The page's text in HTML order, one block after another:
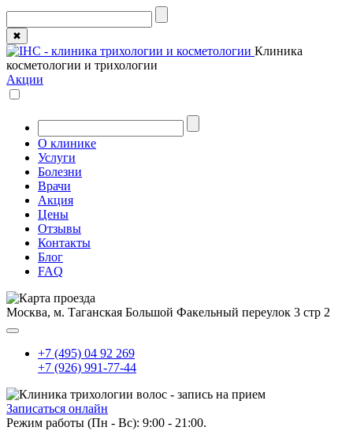
✖
Клиника
косметологии и трихологии
Акции
О клинике
Услуги
Болезни
Врачи
Акция
Цены
Отзывы
Контакты
Блог
FAQ
Москва, м. Таганская Большой Факельный переулок 3 стр 2
+7 (495) 04 92 269
+7 (926) 991-77-44
Записаться онлайн
Режим работы (Пн - Вс): 9:00 - 21:00.